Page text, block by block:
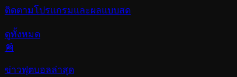
ติดตามโปรแกรมและผลแบบสด
ดูทั้งหมด
📰
ข่าวฟุตบอลล่าสุด